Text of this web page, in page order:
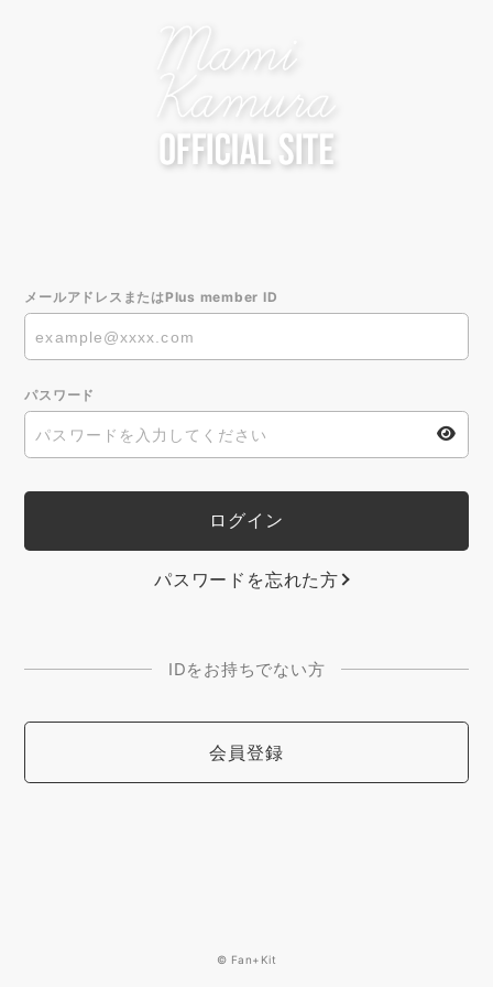
メールアドレスまたはPlus member ID
パスワード
パスワードを忘れた方
IDをお持ちでない方
会員登録
© Fan+Kit